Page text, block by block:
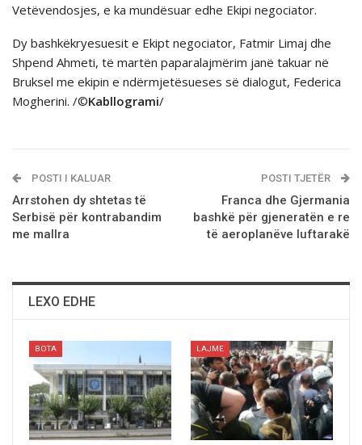
Vetëvendosjes, e ka mundësuar edhe Ekipi negociator.
Dy bashkëkryesuesit e Ekipt negociator, Fatmir Limaj dhe
Shpend Ahmeti, të martën paparalajmërim janë takuar në
Bruksel me ekipin e ndërmjetësueses së dialogut, Federica
Mogherini. /©Kabllogrami/
POSTI I KALUAR
Arrstohen dy shtetas të
Serbisë për kontrabandim
me mallra
POSTI TJETËR
Franca dhe Gjermania
bashkë për gjeneratën e re
të aeroplanëve luftarakë
LEXO EDHE
BOTA LAJME